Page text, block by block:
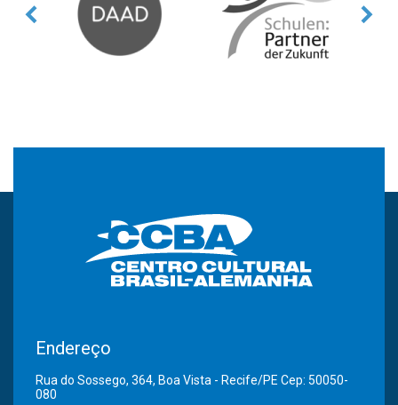
Endereço
Rua do Sossego, 364, Boa Vista - Recife/PE Cep: 50050-
080